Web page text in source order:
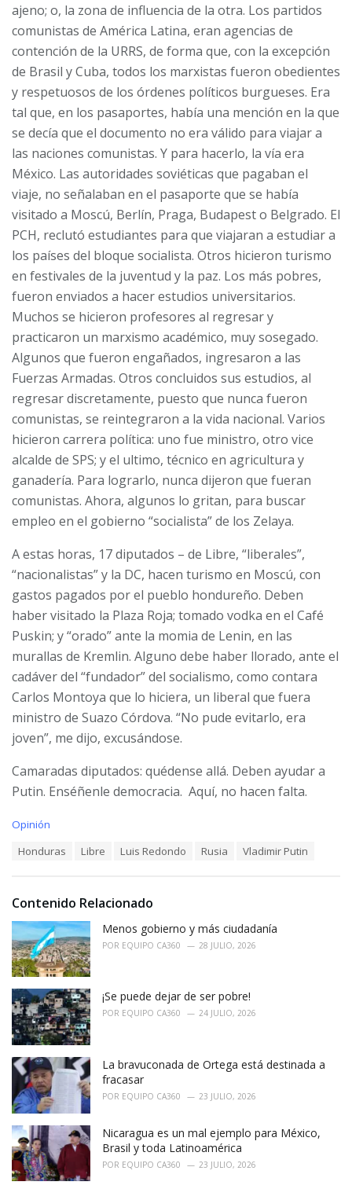
ajeno; o, la zona de influencia de la otra. Los partidos
comunistas de América Latina, eran agencias de
contención de la URRS, de forma que, con la excepción
de Brasil y Cuba, todos los marxistas fueron obedientes
y respetuosos de los órdenes políticos burgueses. Era
tal que, en los pasaportes, había una mención en la que
se decía que el documento no era válido para viajar a
las naciones comunistas. Y para hacerlo, la vía era
México. Las autoridades soviéticas que pagaban el
viaje, no señalaban en el pasaporte que se había
visitado a Moscú, Berlín, Praga, Budapest o Belgrado. El
PCH, reclutó estudiantes para que viajaran a estudiar a
los países del bloque socialista. Otros hicieron turismo
en festivales de la juventud y la paz. Los más pobres,
fueron enviados a hacer estudios universitarios.
Muchos se hicieron profesores al regresar y
practicaron un marxismo académico, muy sosegado.
Algunos que fueron engañados, ingresaron a las
Fuerzas Armadas. Otros concluidos sus estudios, al
regresar discretamente, puesto que nunca fueron
comunistas, se reintegraron a la vida nacional. Varios
hicieron carrera política: uno fue ministro, otro vice
alcalde de SPS; y el ultimo, técnico en agricultura y
ganadería. Para lograrlo, nunca dijeron que fueran
comunistas. Ahora, algunos lo gritan, para buscar
empleo en el gobierno “socialista” de los Zelaya.
A estas horas, 17 diputados – de Libre, “liberales”,
“nacionalistas” y la DC, hacen turismo en Moscú, con
gastos pagados por el pueblo hondureño. Deben
haber visitado la Plaza Roja; tomado vodka en el Café
Puskin; y “orado” ante la momia de Lenin, en las
murallas de Kremlin. Alguno debe haber llorado, ante el
cadáver del “fundador” del socialismo, como contara
Carlos Montoya que lo hiciera, un liberal que fuera
ministro de Suazo Córdova. “No pude evitarlo, era
joven”, me dijo, excusándose.
Camaradas diputados: quédense allá. Deben ayudar a
Putin. Enséñenle democracia. Aquí, no hacen falta.
C
r
i
e
s
:
Opinión
:
Honduras Libre Luis Redondo Rusia Vladimir Putin
Contenido Relacionado
Menos gobierno y más ciudadanía
POR EQUIPO CA360 28 JULIO, 2026
¡Se puede dejar de ser pobre!
POR EQUIPO CA360 24 JULIO, 2026
La bravuconada de Ortega está destinada a
fracasar
POR EQUIPO CA360 23 JULIO, 2026
Nicaragua es un mal ejemplo para México,
Brasil y toda Latinoamérica
POR EQUIPO CA360 23 JULIO, 2026